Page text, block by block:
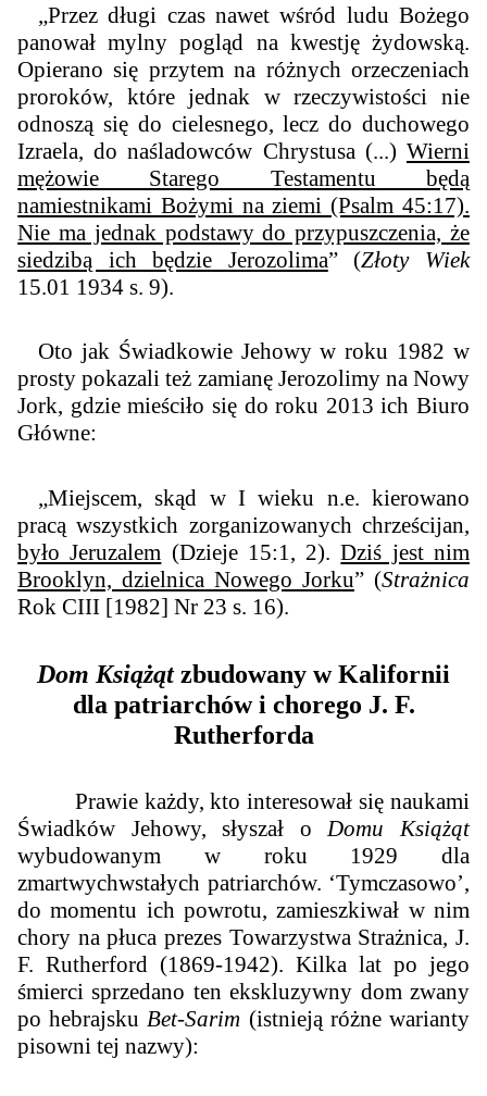
„Przez długi czas nawet wśród ludu Bożego
panował mylny pogląd na kwestję żydowską.
Opierano się przytem na różnych orzeczeniach
proroków, które jednak w rzeczywistości nie
odnoszą się do cielesnego, lecz do duchowego
Izraela, do naśladowców Chrystusa (...) Wierni
mężowie Starego Testamentu będą
namiestnikami Bożymi na ziemi (Psalm 45:17).
Nie ma jednak podstawy do przypuszczenia, że
siedzibą ich będzie Jerozolima” (Złoty Wiek
15.01 1934 s. 9).
Oto jak Świadkowie Jehowy w roku 1982 w
prosty pokazali też zamianę Jerozolimy na Nowy
Jork, gdzie mieściło się do roku 2013 ich Biuro
Główne:
„Miejscem, skąd w I wieku n.e. kierowano
pracą wszystkich zorganizowanych chrześcijan,
było Jeruzalem (Dzieje 15:1, 2).Dziś jest nim
Brooklyn, dzielnica Nowego Jorku” (Strażnica
Rok CIII [1982] Nr 23 s. 16).
Dom Książątzbudowany w Kalifornii
dla patriarchów i chorego J. F.
Rutherforda
Prawie każdy, kto interesował się naukami
Świadków Jehowy, słyszał o Domu Książąt
wybudowanym w roku 1929 dla
zmartwychwstałych patriarchów. ‘Tymczasowo’,
do momentu ich powrotu, zamieszkiwał w nim
chory na płuca prezes Towarzystwa Strażnica, J.
F. Rutherford (1869-1942). Kilka lat po jego
śmierci sprzedano ten ekskluzywny dom zwany
po hebrajsku Bet-Sarim (istnieją różne warianty
pisowni tej nazwy):